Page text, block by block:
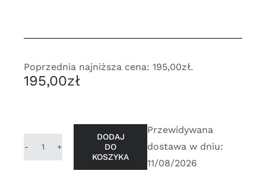
195,00zł
Poprzednia najniższa cena: 195,00zł.
Kolano
DODAJ
DO
KOSZYKA
Przewidywana
dostawa w dniu:
11/08/2026